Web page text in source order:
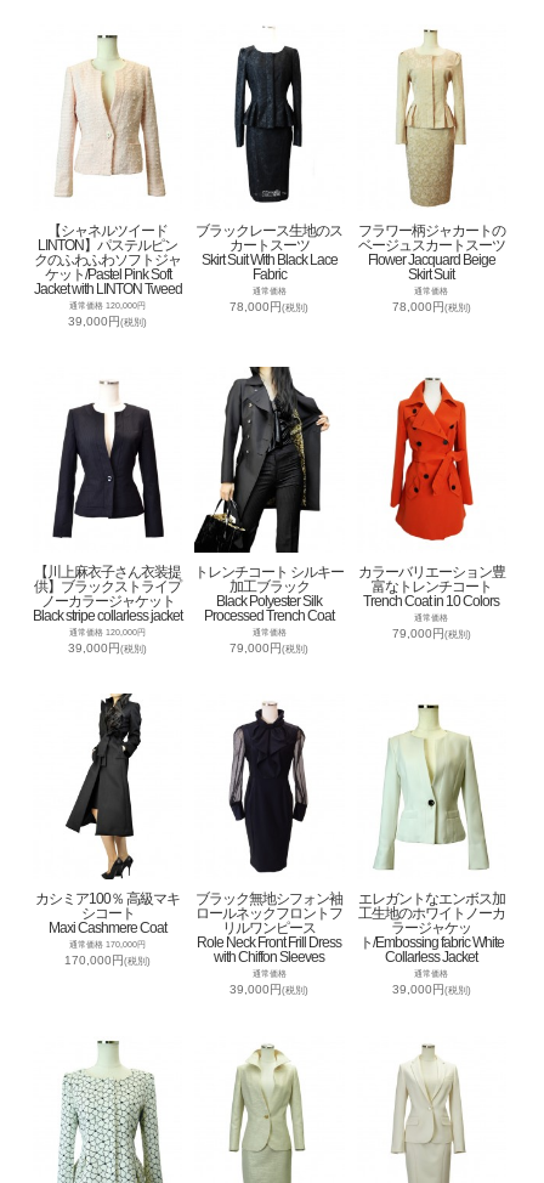
【シャネルツイード
LINTON】パステルピン
クのふわふわソフトジャ
ケット/Pastel Pink Soft
Jacket with LINTON Tweed
通常価格 120,000円
39,000円(税別)
ブラックレース生地のス
カートスーツ
Skirt Suit With Black Lace
Fabric
通常価格
78,000円(税別)
フラワー柄ジャカートの
ベージュスカートスーツ
Flower Jacquard Beige
Skirt Suit
通常価格
78,000円(税別)
【川上麻衣子さん衣装提
供】ブラックストライプ
ノーカラージャケット
Black stripe collarless jacket
通常価格 120,000円
39,000円(税別)
トレンチコート シルキー
加工ブラック
Black Polyester Silk
Processed Trench Coat
通常価格
79,000円(税別)
カラーバリエーション豊
富なトレンチコート
Trench Coat in 10 Colors
通常価格
79,000円(税別)
カシミア100％ 高級マキ
シコート
Maxi Cashmere Coat
通常価格 170,000円
170,000円(税別)
ブラック無地シフォン袖
ロールネックフロントフ
リルワンピース
Role Neck Front Frill Dress
with Chiffon Sleeves
通常価格
39,000円(税別)
エレガントなエンボス加
工生地のホワイトノーカ
ラージャケッ
ト/Embossing fabric White
Collarless Jacket
通常価格
39,000円(税別)